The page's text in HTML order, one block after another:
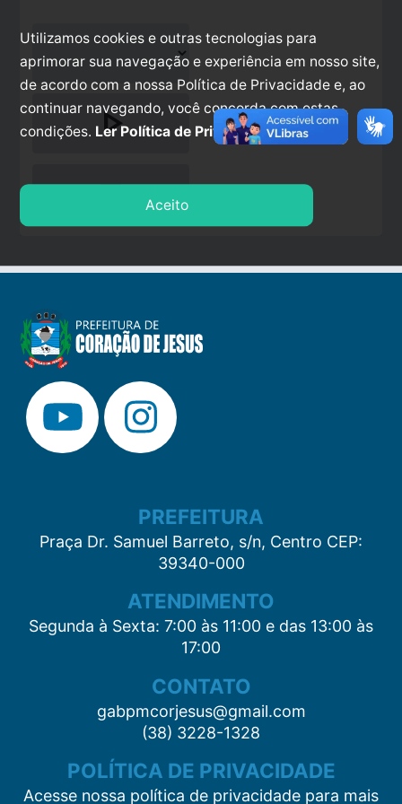
play_arrow
stop
PREFEITURA
Praça Dr. Samuel Barreto, s/n, Centro CEP:
39340-000
ATENDIMENTO
Segunda à Sexta: 7:00 às 11:00 e das 13:00 às
17:00
CONTATO
gabpmcorjesus@gmail.com
(38) 3228-1328
POLÍTICA DE PRIVACIDADE
Acesse nossa política de privacidade para mais
Utilizamos cookies e outras tecnologias para
aprimorar sua navegação e experiência em nosso site,
de acordo com a nossa Política de Privacidade e, ao
continuar navegando, você concorda com estas
condições. Ler Política de Privacidade.
Aceito